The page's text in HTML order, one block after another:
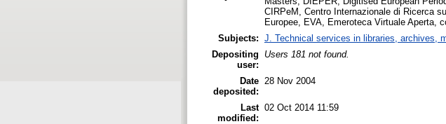
CIRPeM, Centro Internazionale di Ricerca
Europee, EVA, Emeroteca Virtuale Aperta,
Subjects: J. Technical services in libraries, archives,
Depositing
user:
Users 181 not found.
Date
deposited:
28 Nov 2004
Last
modified:
02 Oct 2014 11:59